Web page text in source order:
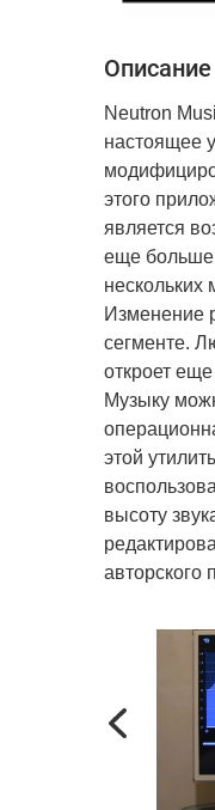
Описание
Neutron
настоящее
этого
является
еще больше
нескольких
Изменение
сегменте.
откроет
Музыку
этой
высоту
авторского
Previous